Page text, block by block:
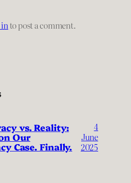
into post a comment.
vs. Reality:
Our
Case. Finally.
4
June
2025